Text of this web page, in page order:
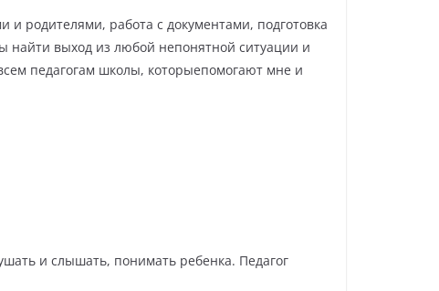
родителями, работа с документами, подготовка
найти выход из любой непонятной ситуации и
педагогам школы, которыепомогают мне и
и слышать, понимать ребенка. Педагог